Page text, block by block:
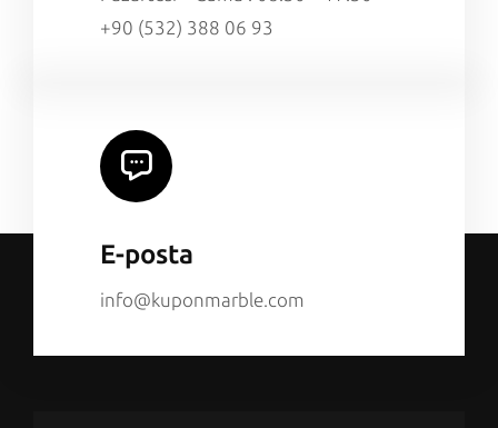
+90 (532) 388 06 93
E-posta
info@kuponmarble.com